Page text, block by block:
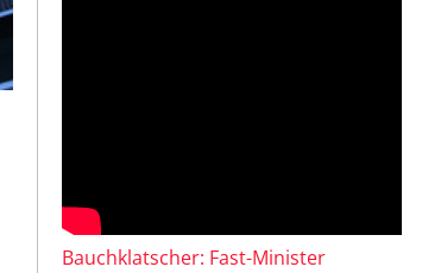
Bauchklatscher: Fast-Minister